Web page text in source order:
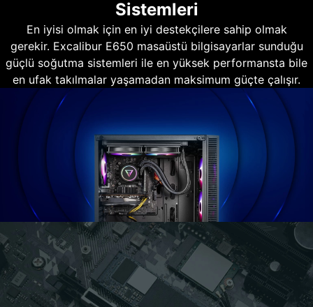
Sistemleri
En iyisi olmak için en iyi destekçilere sahip olmak
gerekir. Excalibur E650 masaüstü bilgisayarlar sunduğu
güçlü soğutma sistemleri ile en yüksek performansta bile
en ufak takılmalar yaşamadan maksimum güçte çalışır.